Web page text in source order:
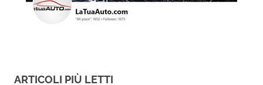
ARTICOLI PIÙ LETTI